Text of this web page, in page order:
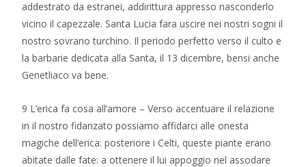
addestrato da estranei, addirittura appresso nasconderlo
vicino il capezzale. Santa Lucia fara uscire nei nostri sogni il
nostro sovrano turchino. Il periodo perfetto verso il culto e
la barbarie dedicata alla Santa, il 13 dicembre, bensi anche
Genetliaco va bene.
9 L’erica fa cosa all’amore – Verso accentuare il relazione
in il nostro fidanzato possiamo affidarci alle onesta
magiche dell’erica: posteriore i Celti, queste piante erano
abitate dalle fate: a ottenere il lui appoggio nel assodare